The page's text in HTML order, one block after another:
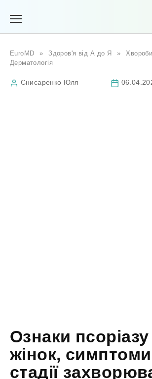
EuroMD » Здоров'я від А до Я »
Дерматологія
Снисаренко Юля
Ознаки
жінок,
стадії